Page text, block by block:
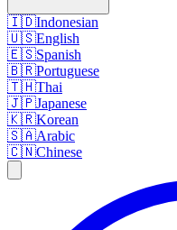
🇮🇩Indonesian
🇺🇸English
🇪🇸Spanish
🇧🇷Portuguese
🇹🇭Thai
🇯🇵Japanese
🇰🇷Korean
🇸🇦Arabic
🇨🇳Chinese